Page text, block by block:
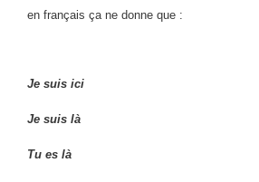
en français ça ne donne que :
Je suis ici
Je suis là
Tu es là